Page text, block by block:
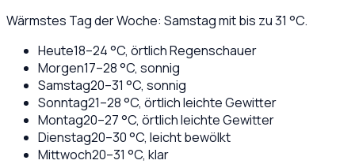
Wärmstes Tag der Woche: Samstag mit bis zu 31 °C.
Heute18–24°C, örtlich Regenschauer
Morgen17–28°C, sonnig
Samstag20–31 °C, sonnig
Sonntag21–28°C, örtlich leichte Gewitter
Montag20–27°C, örtlich leichte Gewitter
Dienstag20–30°C, leicht bewölkt
Mittwoch20–31 °C, klar